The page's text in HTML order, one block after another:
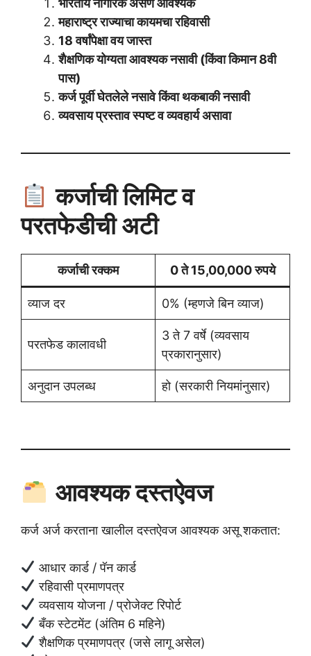
महाराष्ट्र राज्याचा कायमचा रहिवासी
18 वर्षांपेक्षा वय जास्त
शैक्षणिक योग्यता आवश्यक नसावी (किंवा किमान 8वी
पास)
कर्ज पूर्वी घेतलेले नसावे किंवा थकबाकी नसावी
व्यवसाय प्रस्ताव स्पष्ट व व्यवहार्य असावा
कर्जाची लिमिट व
परतफेडीची अटी
कर्जाची रक्कम 0 ते 15,00,000 रुपये
व्याज दर 0% (म्हणजे बिन व्याज)
परतफेड कालावधी
3 ते 7 वर्षे (व्यवसाय
प्रकारानुसार)
अनुदान उपलब्ध हो (सरकारी नियमांनुसार)
आवश्यक दस्तऐवज
कर्ज अर्ज करताना खालील दस्तऐवज आवश्यक असू शकतात:
आधार कार्ड / पॅन कार्ड
रहिवासी प्रमाणपत्र
व्यवसाय योजना / प्रोजेक्ट रिपोर्ट
बँक स्टेटमेंट (अंतिम 6 महिने)
शैक्षणिक प्रमाणपत्र (जसे लागू असेल)